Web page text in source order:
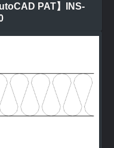
PAT】INS-